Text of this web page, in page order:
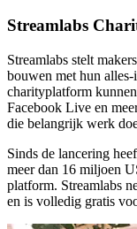
Streamlabs
Streamlabs stelt
bouwen met hun
charityplatform
Facebook Live en
die belangrijk werk
Sinds de lancering
meer dan 16 miljoen
platform. Streamlabs
en is volledig gratis